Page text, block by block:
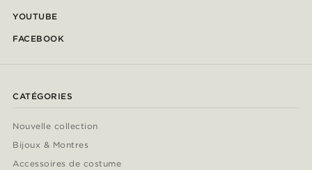
YOUTUBE
FACEBOOK
CATÉGORIES
Nouvelle collection
Bijoux & Montres
Accessoires de costume